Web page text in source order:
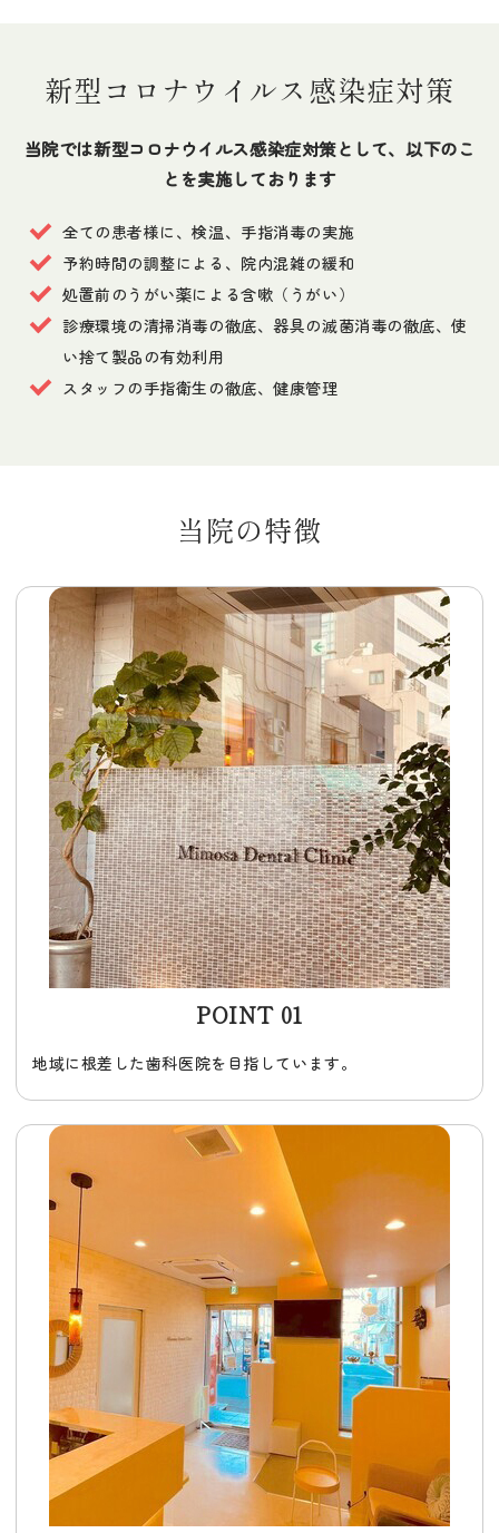
新型コロナウイルス感染症対策
当院では新型コロナウイルス感染症対策として、以下のこ
とを実施しております
全ての患者様に、検温、手指消毒の実施
予約時間の調整による、院内混雑の緩和
処置前のうがい薬による含嗽（うがい）
診療環境の清掃消毒の徹底、器具の滅菌消毒の徹底、使
い捨て製品の有効利用
スタッフの手指衛生の徹底、健康管理
当院の特徴
POINT 01
地域に根差した歯科医院を目指しています。